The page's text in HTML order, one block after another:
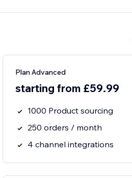
Plan Advanced
starting from £59.99
1000 Product sourcing
250 orders / month
4 channel integrations